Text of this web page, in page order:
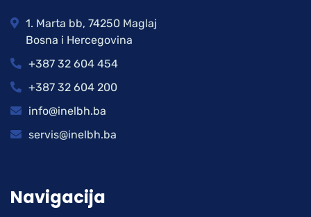
1. Marta bb, 74250 Maglaj
Bosna i Hercegovina
+387 32 604 454
+387 32 604 200
info@inelbh.ba
servis@inelbh.ba
Navigacija